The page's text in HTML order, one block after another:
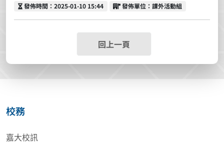
發佈時間
發佈時間：2025-01-10 15:44 發佈單位
發佈單位：課外活動組
回上一頁
校務
嘉大校訊